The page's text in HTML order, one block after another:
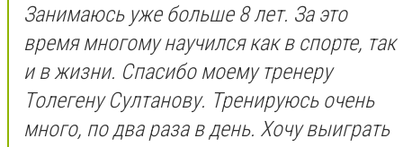
Занимаюсь уже больше 8 лет. За это
время многому научился как в спорте, так
и в жизни. Спасибо моему тренеру
Толегену Султанову. Тренируюсь очень
много, по два раза в день. Хочу выиграть